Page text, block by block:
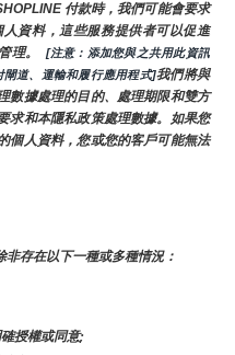
付款時，我們可能會要求
資料，這些服務提供者可以促進
理。
[注意：添加您與之共用此資訊
道、運輸和履行應用程式]我們將與
數據處理的目的、處理期限和雙方
求和本隱私政策處理數據。如果您
個人資料，您或您的客戶可能無法
存在以下一種或多種情況：
授權或同意;